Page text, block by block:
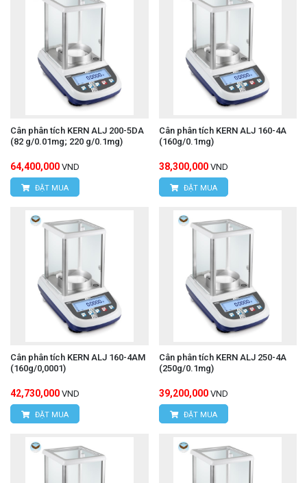
Cân phân tích KERN ALJ 200-5DA
(82 g/0.01mg; 220 g/0.1mg)
64,400,000 VND
ĐẶT MUA
Cân phân tích KERN ALJ 160-4A
(160g/0.1mg)
38,300,000 VND
ĐẶT MUA
Cân phân tích KERN ALJ 160-4AM
(160g/0,0001)
42,730,000 VND
ĐẶT MUA
Cân phân tích KERN ALJ 250-4A
(250g/0.1mg)
39,200,000 VND
ĐẶT MUA